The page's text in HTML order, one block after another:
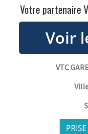
Votre partenaire
VTC